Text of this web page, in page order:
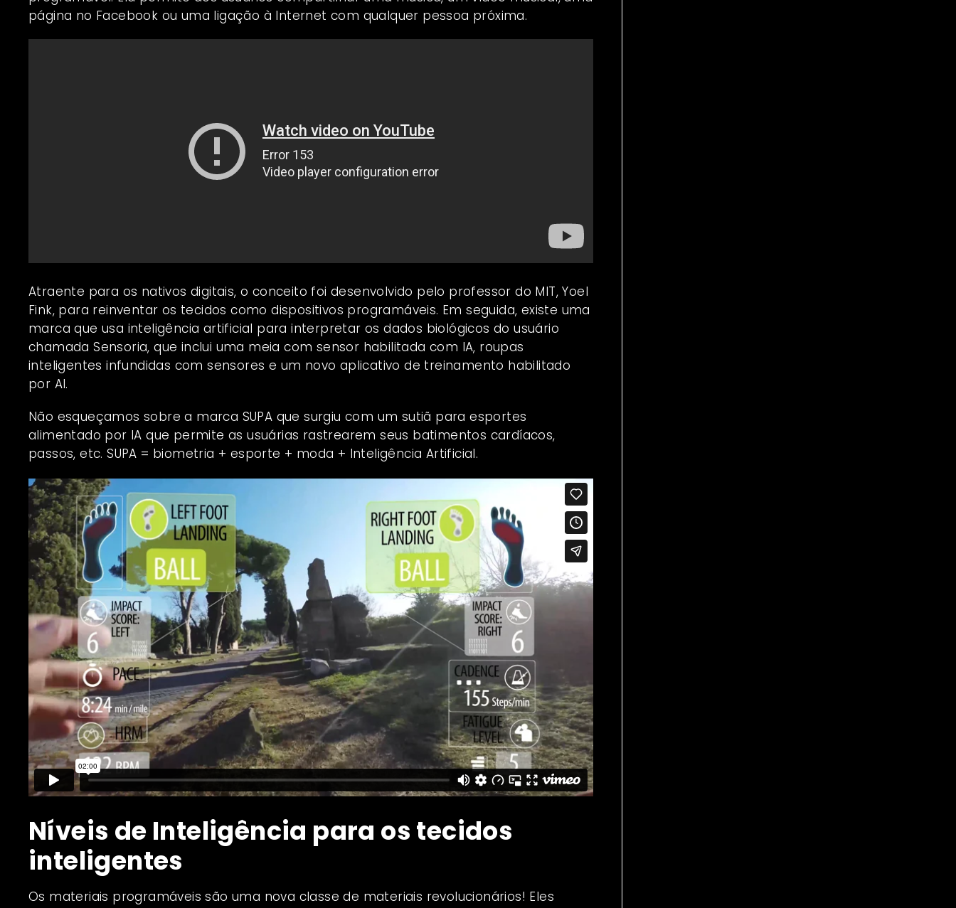
página no Facebook ou uma ligação à Internet com qualquer pessoa próxima.
Atraente para os nativos digitais, o conceito foi desenvolvido pelo professor do MIT, Yoel
Fink, para reinventar os tecidos como dispositivos programáveis. Em seguida, existe uma
marca que usa inteligência artificial para interpretar os dados biológicos do usuário
chamadaSensoria, que inclui uma meia com sensor habilitada com IA, roupas
inteligentes infundidas com sensores e um novo aplicativo de treinamento habilitado
por AI.
Não esqueçamos sobre a marca SUPA que surgiu com um sutiã para esportes
alimentado por IA que permite as usuárias rastrearem seus batimentos cardíacos,
passos, etc. SUPA = biometria + esporte + moda + Inteligência Artificial.
Níveis de Inteligência para os tecidos
inteligentes
Os materiais programáveis ​​são uma nova classe de materiais revolucionários! Eles